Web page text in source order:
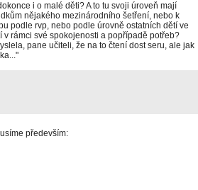
i o malé děti? A to tu svoji úroveň mají
nějakého mezinárodního šetření, nebo k
podle rvp, nebo podle úrovně ostatních dětí ve
v rámci své spokojenosti a popřípadě potřeb?
pane učiteli, že na to čtení dost seru, ale jak
především: